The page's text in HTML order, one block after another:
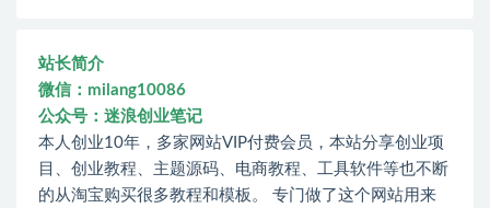
站长简介
微信：milang10086
公众号：迷浪创业笔记
本人创业10年，多家网站VIP付费会员，本站分享创业项
目、创业教程、主题源码、电商教程、工具软件等也不断
的从淘宝购买很多教程和模板。 专门做了这个网站用来